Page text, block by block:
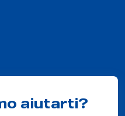
aiutarti?